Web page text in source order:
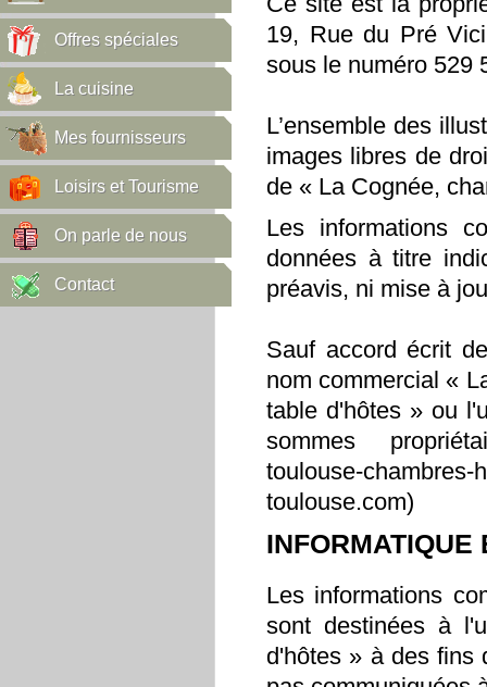
Offres spéciales
La cuisine
Mes fournisseurs
Loisirs et Tourisme
On parle de nous
Contact
19, Rue du Pré
sous le numéro 529
L’ensemble des
images libres de
de « La Cognée,
Les informations
données à titre
préavis, ni mise à
Sauf accord écrit
nom commercial «
table d'hôtes » ou
sommes
toulouse-chambres-
toulouse.com)
INFORMATIQUE
Les informations
sont destinées à
d'hôtes » à des fins